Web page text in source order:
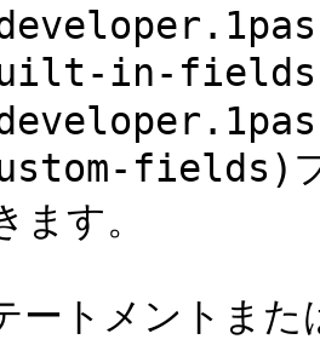
in-fields)
fields)フ
ます。
ートメントま